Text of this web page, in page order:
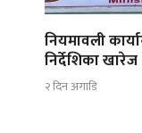
नियमावली
निर्देशिका खारेज
२ दिन अगाडि